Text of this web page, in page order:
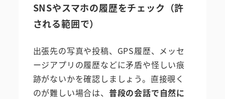
SNSやスマホの履歴をチェック（許
される範囲で）
出張先の写真や投稿、GPS履歴、メッセ
ージアプリの履歴などに矛盾や怪しい痕
跡がないかを確認しましょう。直接覗く
のが難しい場合は、 普段の会話で自然に